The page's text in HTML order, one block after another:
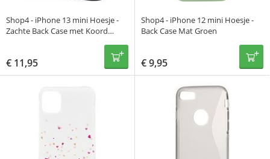
Shop4 - iPhone 13 mini Hoesje -
Zachte Back Case met Koord
€ 11,95
Shop4 - iPhone 12 mini Hoesje -
Back Case Mat Groen
€9,95